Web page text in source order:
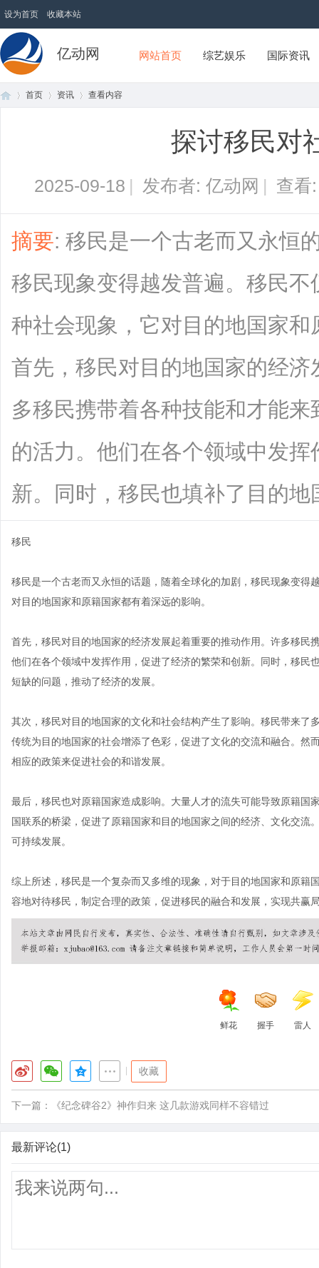
设为首页 收藏本站
亿动网 网站首页 综艺娱乐 国际资讯
首页 资讯 查看内容
探讨移民对
2025-09-18 | 发布者: 亿动网 | 查
摘要: 移民是一个古老而又永恒
移民现象变得越发普遍。移民
种社会现象，它对目的地国家
首先，移民对目的地国家的经
多移民携带着各种技能和才能
的活力。他们在各个领域中发
新。同时，移民也填补了目的地
移民
移民是一个古老而又永恒的话题，随着全球化的加剧，移民现象变得
对目的地国家和原籍国家都有着深远的影响。
首先，移民对目的地国家的经济发展起着重要的推动作用。许多移民
他们在各个领域中发挥作用，促进了经济的繁荣和创新。同时，移民
短缺的问题，推动了经济的发展。
其次，移民对目的地国家的文化和社会结构产生了影响。移民带来了
传统为目的地国家的社会增添了色彩，促进了文化的交流和融合。然
相应的政策来促进社会的和谐发展。
最后，移民也对原籍国家造成影响。大量人才的流失可能导致原籍国
国联系的桥梁，促进了原籍国家和目的地国家之间的经济、文化交
可持续发展。
综上所述，移民是一个复杂而又多维的现象，对于目的地国家和原籍
容地对待移民，制定合理的政策，促进移民的融合和发展，实现共赢
鲜花 握手 雷人
收藏
下一篇： 《纪念碑谷2》神作归来 这几款游戏同样不容错过
最新评论(1)